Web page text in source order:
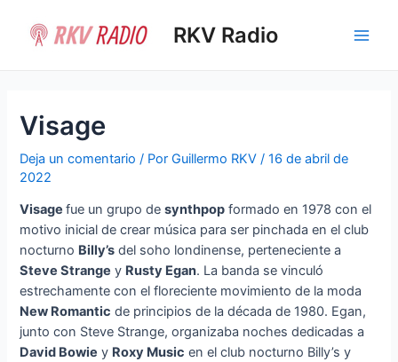
contenido
RKV Radio
Visage
Deja un comentario / PorGuillermo RKV/16 de abril de
2022
Visagefue un grupo desynthpop formado en 1978 con el
motivo inicial de crear música para ser pinchada en el club
nocturno Billy’s del soho londinense, perteneciente a
Steve Strange y Rusty Egan. La banda se vinculó
estrechamente con el floreciente movimiento de la moda
New Romantic de principios de la década de 1980. Egan,
junto con Steve Strange, organizaba noches dedicadas a
David Bowie y Roxy Music en el club nocturno Billy’s y